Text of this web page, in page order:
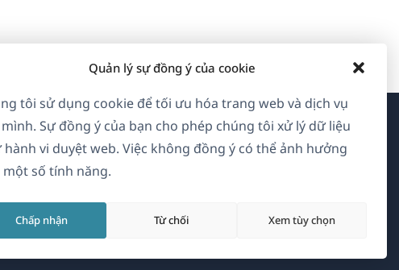
Quản lý sự đồng ý của cookie
tôi sử dụng cookie để tối ưu hóa trang web và dịch vụ
Sự đồng ý của bạn cho phép chúng tôi xử lý dữ liệu
hành vi duyệt web. Việc không đồng ý có thể ảnh hưởng
một số tính năng.
Chấp nhận Từ chối Xem tùy chọn
Về WPML
GDPR & Chính sách Bảo mật
Tham gia đội ngũ của chúng tôi
trong
trongtrongtrong